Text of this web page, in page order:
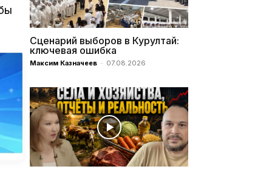
Сценарий выборов в Курултай:
ключевая ошибка
Максим Казначеев - 07.08.2026